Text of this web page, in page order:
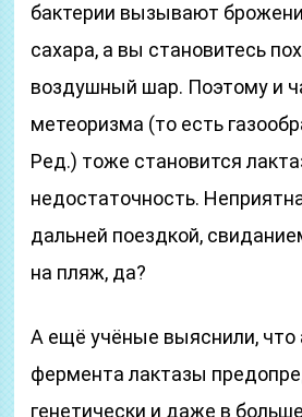
бактерии вызывают
сахара, а вы становитесь
воздушный шар. Поэтому и
метеоризма (то есть
Ред.) тоже становится
недостаточность.
дальней поездкой,
на пляж, да?
А ещё учёные выяснили, что
фермента лактазы
генетически и даже в